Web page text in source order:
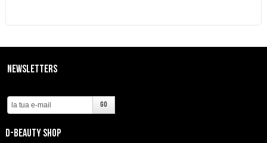
Newsletters
d-beauty shop